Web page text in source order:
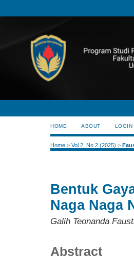
HOME ABOUT LOGIN
Home > Vol 2, No 2 (2025) >
Bentuk
Naga Naga
Galih Teonanda
Abstract